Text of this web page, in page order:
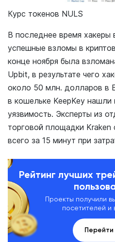
Курс токенов NULS
В последнее время хакеры
успешные взломы в
конце ноября была
Upbit, в результате чего
около 50 млн. долларов в
в кошельке KeepKey нашли
уязвимость. Эксперты из
торговой площадки Kraken
всего за 15 минут при
Рейтинг лучших
Проекты получили
посетителей и
Перейти